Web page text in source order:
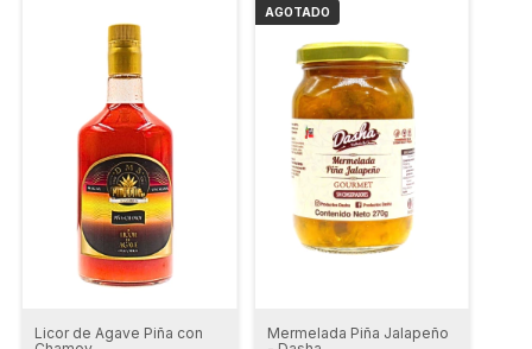
Licor de Agave Piña con
AGOTADO
Mermelada Piña Jalapeño